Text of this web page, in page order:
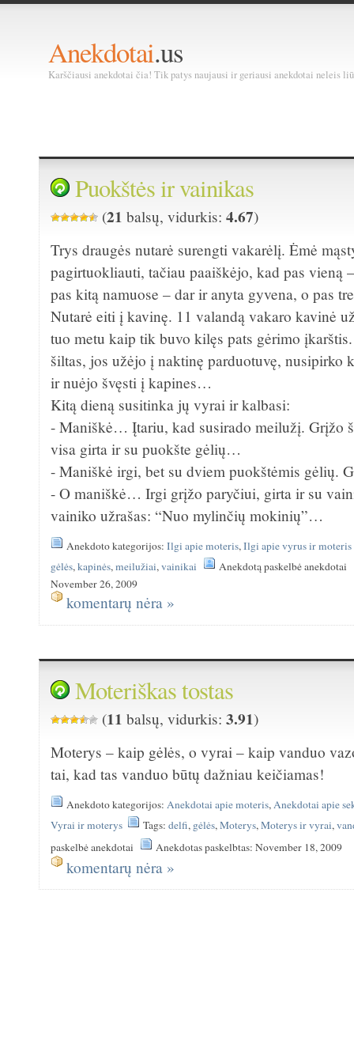
Anekdotai.us
Karščiausi anekdotai čia! Tik patys naujausi ir geriausi anekdotai neleis
Puokštės ir vainikas
(21 balsų, vidurkis:4.67)
Trys draugės nutarė surengti vakarėlį. Ėmė
pagirtuokliauti, tačiau paaiškėjo, kad pas vieną
pas kitą namuose – dar ir anyta gyvena, o pas
Nutarė eiti į kavinę. 11 valandą vakaro kavinė
tuo metu kaip tik buvo kilęs pats gėrimo
šiltas, jos užėjo į naktinę parduotuvę, nusipirko
ir nuėjo švęsti į kapines…
Kitą dieną susitinka jų vyrai ir kalbasi:
- Maniškė… Įtariu, kad susirado meilužį. Grįžo
visa girta ir su puokšte gėlių…
- Maniškė irgi, bet su dviem puokštėmis gėlių.
- O maniškė… Irgi grįžo paryčiui, girta ir su
vainiko užrašas: “Nuo mylinčių mokinių”…
Anekdoto kategorijos:Ilgi apie moteris,Ilgi apie vyrus ir moteris
gėlės,kapinės,meilužiai,vainikai
Anekdotą paskelbė anekdotai
November 26, 2009
komentarų nėra »
Moteriškas tostas
(11 balsų, vidurkis:3.91)
Moterys – kaip gėlės, o vyrai – kaip vanduo
tai, kad tas vanduo būtų dažniau keičiamas!
Anekdoto kategorijos: Anekdotai apie moteris, Anekdotai apie
Vyrai ir moterys
Tags:delfi, gėlės,Moterys,Moterys ir vyrai,
paskelbė anekdotai
Anekdotas paskelbtas: November 18, 2009
komentarų nėra »